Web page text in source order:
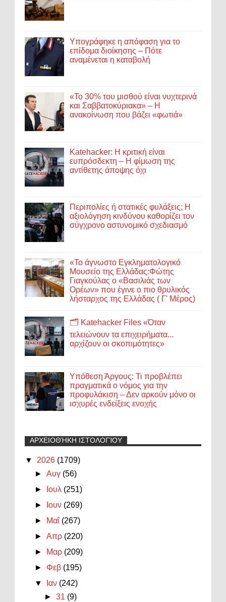
Υπογράφηκε η απόφαση για το
επίδομα διοίκησης – Πότε
αναμένεται η καταβολή
«Το 30% του μισθού είναι νυχτερινά
και Σαββατοκύριακα» – Η
ανακοίνωση που βάζει «φωτιά»
Katehacker: Η κριτική είναι
ευπρόσδεκτη – Η φίμωση της
αντίθετης άποψης όχι
Περιπολίες ή στατικές φυλάξεις; Η
αξιολόγηση κινδύνου καθορίζει τον
σύγχρονο αστυνομικό σχεδιασμό
«Το άγνωστο Εγκληματολογικό
Μουσείο της Ελλάδας:Φώτης
Γιαγκούλας ο «Βασιλιάς των
Ορέων» που έγινε ο πιο θρυλικός
λήσταρχος της Ελλάδας ( Γ' Μέρος)
🗂️ Katehacker Files «Όταν
τελειώνουν τα επιχειρήματα...
αρχίζουν οι σκοπιμότητες»
Υπόθεση Άργους: Τι προβλέπει
πραγματικά ο νόμος για την
προφυλάκιση – Δεν αρκούν μόνο οι
ισχυρές ενδείξεις ενοχής
ΑΡΧΕΙΟΘΉΚΗ ΙΣΤΟΛΟΓΊΟΥ
▼ 2026 (1709)
►Αυγ (56)
►
Ιουλ (251)
►
Ιουν (269)
►
Μαΐ (267)
►Απρ (220)
►
Μαρ (209)
► Φεβ (195)
▼
Ιαν (242)
►31 (9)